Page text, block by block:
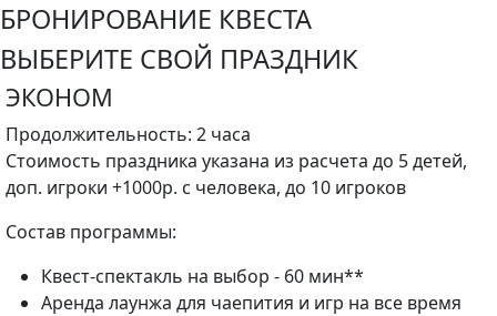
БРОНИРОВАНИЕ КВЕСТА
ВЫБЕРИТЕ СВОЙ ПРАЗДНИК
ЭКОНОМ
Продолжительность: 2 часа
Стоимость праздника указана из расчета до 5 детей,
доп. игроки +1000р. с человека, до 10 игроков
Состав программы:
Квест-спектакль на выбор - 60 мин**
Аренда лаунжа для чаепития и игр на все время